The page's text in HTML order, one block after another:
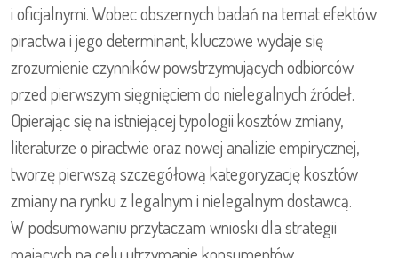
i oficjalnymi. Wobec obszernych badań na temat efektów
piractwa i jego determinant, kluczowe wydaje się
zrozumienie czynników powstrzymujących odbiorców
przed pierwszym sięgnięciem do nielegalnych źródeł.
Opierając się na istniejącej typologii kosztów zmiany,
literaturze o piractwie oraz nowej analizie empirycznej,
tworzę pierwszą szczegółową kategoryzację kosztów
zmiany na rynku z legalnym i nielegalnym dostawcą.
W podsumowaniu przytaczam wnioski dla strategii